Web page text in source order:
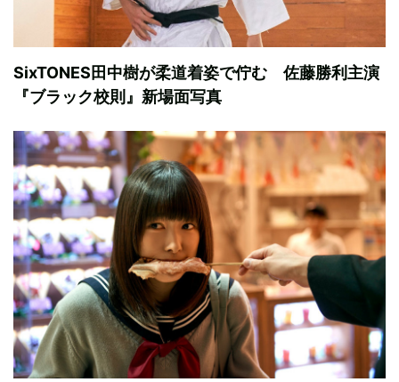
SixTONES田中樹が柔道着姿で佇む 佐藤勝利主演
『ブラック校則』新場面写真